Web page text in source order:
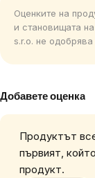
Оценките на
и становищата на
s.r.o. не
Добавете оценка
Продуктът
първият,
продукт.